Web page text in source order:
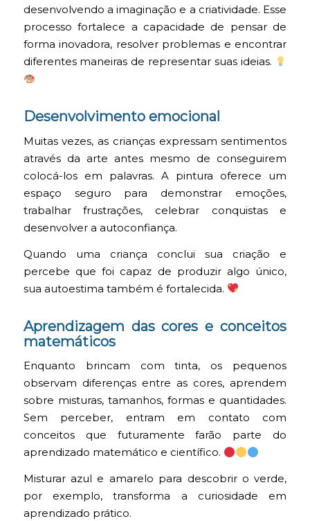
desenvolvendo a imaginação e a criatividade. Esse
processo fortalece a capacidade de pensar de
forma inovadora, resolver problemas e encontrar
diferentes maneiras de representar suas ideias.
Desenvolvimento emocional
Muitas vezes, as crianças expressam sentimentos
através da arte antes mesmo de conseguirem
colocá-los em palavras. A pintura oferece um
espaço seguro para demonstrar emoções,
trabalhar frustrações, celebrar conquistas e
desenvolver a autoconfiança.
Quando uma criança conclui sua criação e
percebe que foi capaz de produzir algo único,
sua autoestima também é fortalecida.
Aprendizagem das cores e conceitos
matemáticos
Enquanto brincam com tinta, os pequenos
observam diferenças entre as cores, aprendem
sobre misturas, tamanhos, formas e quantidades.
Sem perceber, entram em contato com
conceitos que futuramente farão parte do
aprendizado matemático e científico.
Misturar azul e amarelo para descobrir o verde,
por exemplo, transforma a curiosidade em
aprendizado prático.